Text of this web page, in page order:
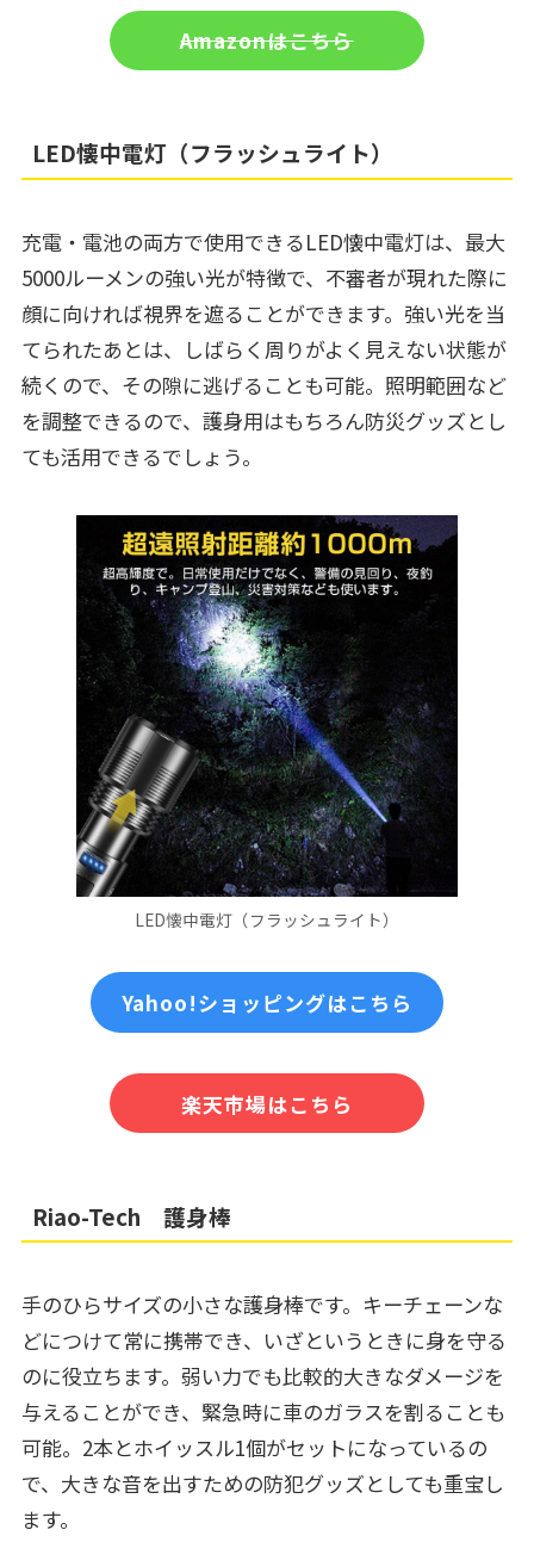
Amazonはこちら
LED懐中電灯（フラッシュライト）
充電・電池の両方で使用できるLED懐中電灯は、最大
5000ルーメンの強い光が特徴で、不審者が現れた際に
顔に向ければ視界を遮ることができます。強い光を当
てられたあとは、しばらく周りがよく見えない状態が
続くので、その隙に逃げることも可能。照明範囲など
を調整できるので、護身用はもちろん防災グッズとし
ても活用できるでしょう。
LED懐中電灯（フラッシュライト）
Yahoo!ショッピングはこちら
楽天市場はこちら
Riao-Tech 護身棒
手のひらサイズの小さな護身棒です。キーチェーンな
どにつけて常に携帯でき、いざというときに身を守る
のに役立ちます。弱い力でも比較的大きなダメージを
与えることができ、緊急時に車のガラスを割ることも
可能。2本とホイッスル1個がセットになっているの
で、大きな音を出すための防犯グッズとしても重宝し
ます。